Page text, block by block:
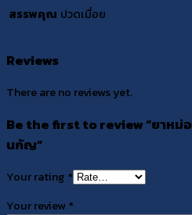
สรรพคุณ ปวดเมื่อย
Reviews
There are no reviews yet.
Be the first to review “ยาหม่
นกัญ”
Your rating *
Your review*